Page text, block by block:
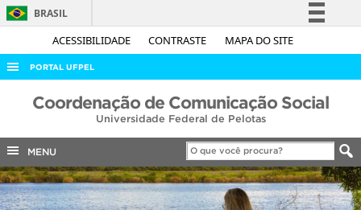
ACESSIBILIDADE CONTRASTE MAPA DO SITE
BRASIL
Simplifique!
Acesso à informação
Legislação
Canais
PORTAL UFPEL
ACESSO À INFORMAÇÃO
COBALTO
CONCURSOS
EDITAIS
Coordenação de Comunicação Social
Universidade Federal de Pelotas
MENU